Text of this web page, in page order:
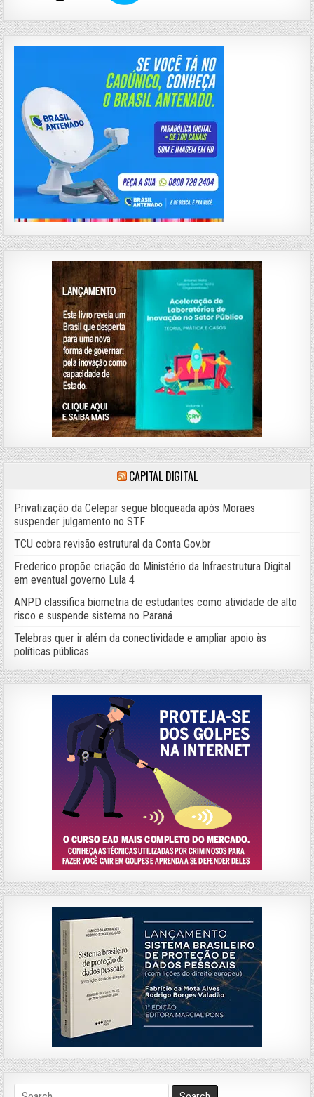
CAPITAL DIGITAL
Privatização da Celepar segue bloqueada após Moraes
suspender julgamento no STF
TCU cobra revisão estrutural da Conta Gov.br
Frederico propõe criação do Ministério da Infraestrutura Digital
em eventual governo Lula 4
ANPD classifica biometria de estudantes como atividade de alto
risco e suspende sistema no Paraná
Telebras quer ir além da conectividade e ampliar apoio às
políticas públicas
Search